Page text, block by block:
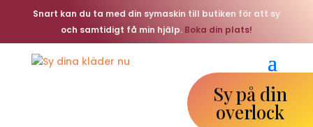
Snart kan du ta med din symaskin till butiken för att sy
och samtidigt få min hjälp. Boka din plats!
Sy på din
overlock